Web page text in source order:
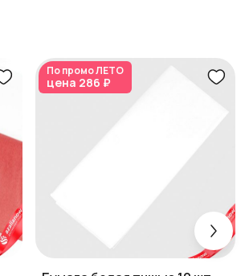
По промоЛЕТО
цена 286 ₽